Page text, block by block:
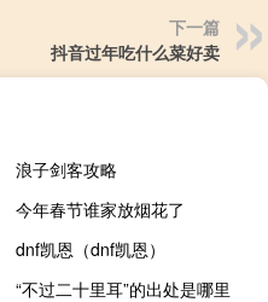
下一篇
抖音过年吃什么菜好卖
浪子剑客攻略
今年春节谁家放烟花了
dnf凯恩（dnf凯恩）
“不过二十里耳”的出处是哪里